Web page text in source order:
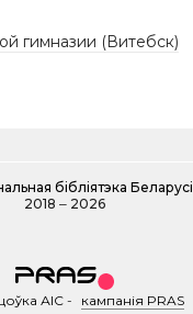
гимназии (Витебск)
бібліятэка Беларусі
2018 ‒ 2026
АІС- кампанія PRAS